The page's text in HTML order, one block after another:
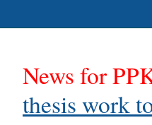
News for
thesis work